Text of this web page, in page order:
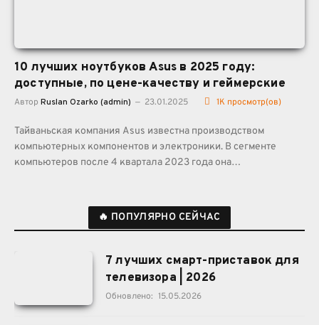
10 лучших ноутбуков Asus в 2025 году:
доступные, по цене-качеству и геймерские
Автор Ruslan Ozarko (admin) 23.01.2025 1K просмотр(ов)
Тайваньская компания Asus известна производством
компьютерных компонентов и электроники. В сегменте
компьютеров после 4 квартала 2023 года она…
🔥 ПОПУЛЯРНО СЕЙЧАС
7 лучших смарт-приставок для
телевизора | 2026
Обновлено: 15.05.2026